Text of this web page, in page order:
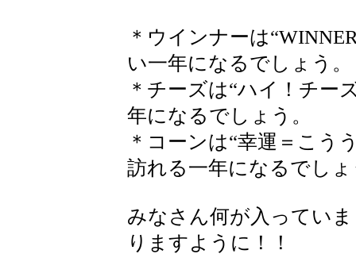
＊ウインナーは
い一年になるでしょう。
＊チーズは“ハイ！チー
年になるでしょう。
＊コーンは“幸運＝こう
訪れる一年になるでし
みなさん何が入ってい
りますように！！